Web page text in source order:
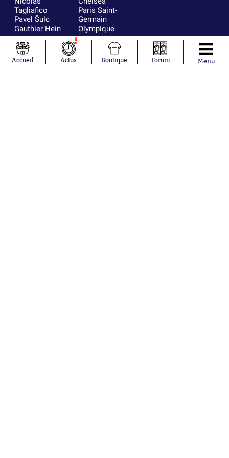
Tagliafico
Pavel Šulc
Gauthier Hein
Lionel Messi
Gonzalo
García Torres
Gio Reyna
Paris Saint-
Germain
Olympique
lyonnais
AC Milan
RC Strasbourg
RC Lens
Accueil
1
Actus Boutique Forum Menu